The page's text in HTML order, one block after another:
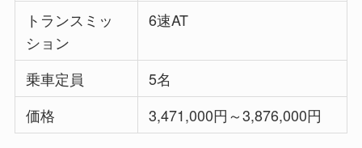
トランスミッ
ション
6速AT
乗車定員
5名
価格
3,471,000円～3,876,000円